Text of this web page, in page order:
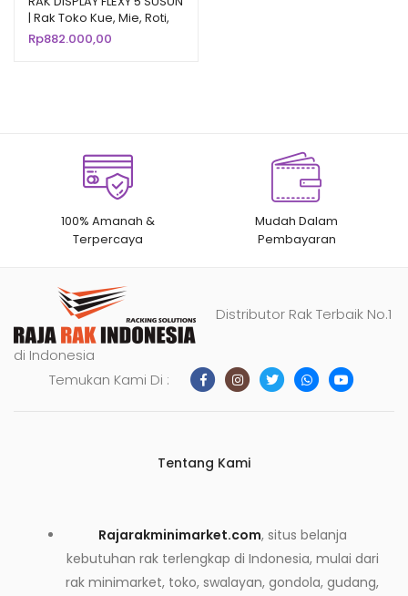
| Rak Toko Kue, Mie, Roti,
Snack, Chiki
Rp882.000,00
100% Amanah &
Terpercaya
Mudah Dalam
Pembayaran
Distributor Rak Terbaik No.1
di Indonesia
Temukan Kami Di :
Tentang Kami
Rajarakminimarket.com, situs belanja
kebutuhan rak terlengkap di Indonesia, mulai dari
rak minimarket, toko, swalayan, gondola, gudang,